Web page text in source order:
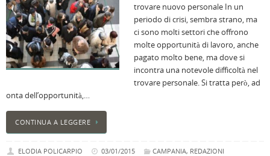
trovare nuovo personale In un
periodo di crisi, sembra strano, ma
ci sono molti settori che offrono
molte opportunità di lavoro, anche
pagato molto bene, ma dove si
incontra una notevole difficoltà nel
trovare personale. Si tratta però, ad
onta dell’opportunità,…
CONTINUA A LEGGERE
ELODIA POLICARPIO 03/01/2015 CAMPANIA, REDAZIONI